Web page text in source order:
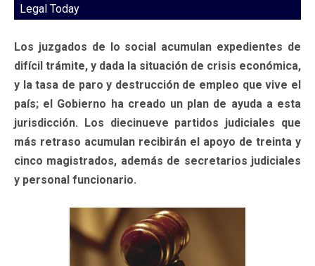
Legal Today
Los juzgados de lo social acumulan expedientes de
difícil trámite, y dada la situación de crisis económica,
y la tasa de paro y destrucción de empleo que vive el
país; el Gobierno ha creado un plan de ayuda a esta
jurisdicción. Los diecinueve partidos judiciales que
más retraso acumulan recibirán el apoyo de treinta y
cinco magistrados, además de secretarios judiciales
y personal funcionario.